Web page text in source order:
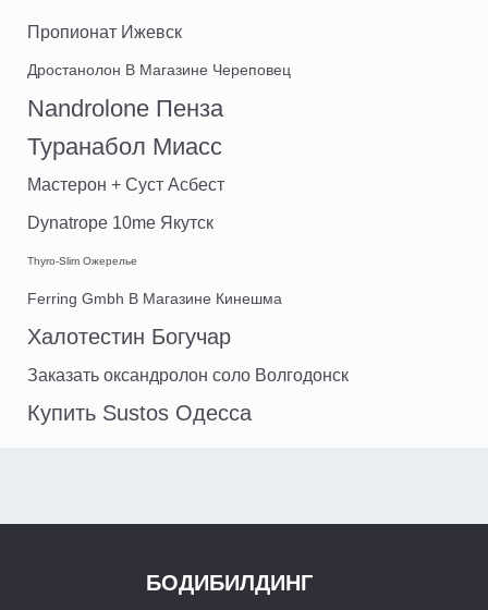
Пропионат Ижевск
Дростанолон В Магазине Череповец
Nandrolone Пенза
Туранабол Миасс
Мастерон + Суст Асбест
Dynatrope 10me Якутск
Thyro-Slim Ожерелье
Ferring Gmbh В Магазине Кинешма
Халотестин Богучар
Заказать оксандролон соло Волгодонск
Купить Sustos Одесса
БОДИБИЛДИНГ